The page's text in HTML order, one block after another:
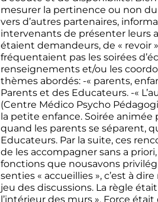
mesurer la pertinence ou non
vers d’autres partenaires,
intervenants de présenter leurs
étaient demandeurs, de « revoir
fréquentaient pas les soirées
renseignements et/ou les
thèmes abordés: -« parents,
Parents et des Educateurs. -«
(Centre Médico Psycho
la petite enfance. Soirée animée
quand les parents se séparent,
Educateurs. Par la suite, ces
de les accompagner sans a
fonctions que nousavons
senties « accueillies », c’est à
jeu des discussions. La règle
l’intérieur des murs ». Force